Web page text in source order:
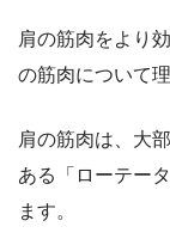
肩の筋肉をより
の筋肉について
肩の筋肉は、大
ある「ローテー
ます。